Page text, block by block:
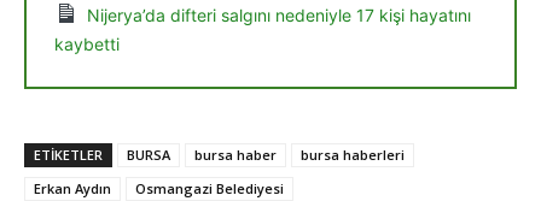
Nijerya’da difteri salgını nedeniyle 17 kişi hayatını
kaybetti
ETIKETLER BURSA bursa haber
bursa haberleri
Erkan Aydın
Osmangazi Belediyesi